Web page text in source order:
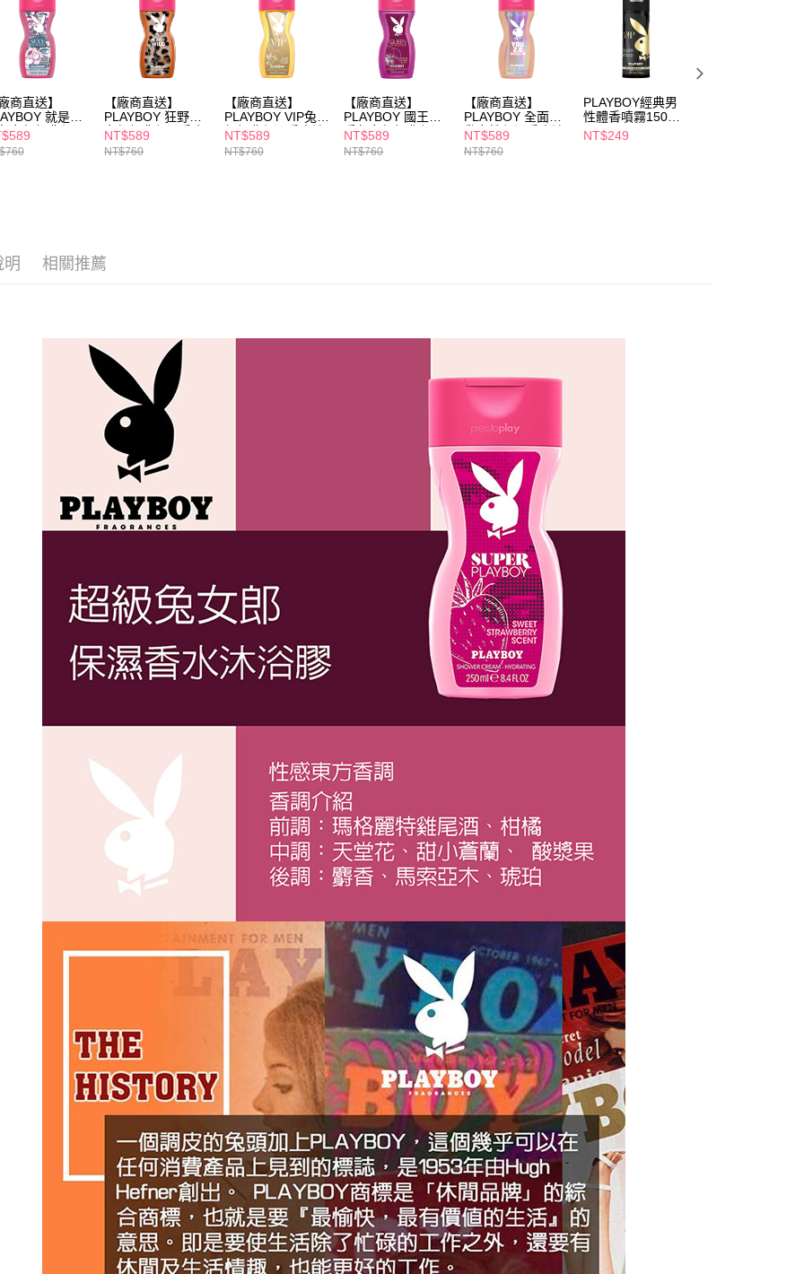
【注意事項】
１．透過由恩沛科技股份有限公司提供之「AFTEE先享後付」服務完成之
交易，需依本服務之必要範圍內提供個人資料，並將交易相關給付款項請
求債權轉讓予恩沛科技股份有限公司。
２．關於個人資料處理事宜，請瀏覽以下網址：
３．未成年的使用者請事先徵得法定代理人或監護人之同意方可使用
「AFTEE先享後付」，若未經同意申辦者引起之損失，本公司不負相關責
任。
４．使用「AFTEE先享後付」時，將依據個別帳號之用戶狀況，依本公司
商直送】
就是性
女郎經典保濕
沐浴膠
入組
【廠商直送】
PLAYBOY 狂野兔
女郎經典保濕香水
沐浴膠 250mlx3入
組
NT$589
NT$760
【廠商直送】
PLAYBOY VIP兔女
郎經典保濕香水沐
浴膠 250mlx3入組
NT$589
NT$760
【廠商直送】
PLAYBOY 國王皇
后兔女郎經典保濕
香水沐浴膠
250mlx3入組
NT$589
NT$760
【廠商直送】
PLAYBOY 全面啟
動女性保濕香水沐
浴膠 250mlx3入組
NT$589
NT$760
PLAYBOY經典男
性體香噴霧150ml-
VIP
NT$249
明 相關推薦